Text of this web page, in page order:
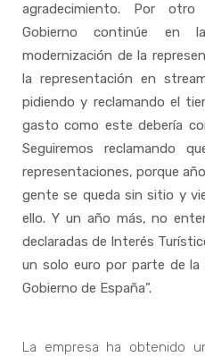
agradecimiento. Por
Gobierno continúe
modernización de la
la representación en
pidiendo y reclamando el
gasto como este debería
Seguiremos reclamando
representaciones, porque
gente se queda sin sitio y
ello. Y un año más, no
declaradas de Interés
un solo euro por parte de la
Gobierno de España”.
La empresa ha obtenido